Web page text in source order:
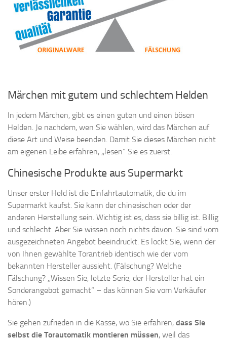
Märchen mit gutem und schlechtem Helden
In jedem Märchen, gibt es einen guten und einen bösen
Helden. Je nachdem, wen Sie wählen, wird das Märchen auf
diese Art und Weise beenden. Damit Sie dieses Märchen nicht
am eigenen Leibe erfahren, ,,lesen“ Sie es zuerst.
Chinesische Produkte aus Supermarkt
Unser erster Held ist die Einfahrtautomatik, die du im
Supermarkt kaufst. Sie kann der chinesischen oder der
anderen Herstellung sein. Wichtig ist es, dass sie billig ist. Billig
und schlecht. Aber Sie wissen noch nichts davon. Sie sind vom
ausgezeichneten Angebot beeindruckt. Es lockt Sie, wenn der
von Ihnen gewählte Torantrieb identisch wie der vom
bekannten Hersteller aussieht. (Fälschung? Welche
Fälschung? ,,Wissen Sie, letzte Serie, der Hersteller hat ein
Sonderangebot gemacht“ – das können Sie vom Verkäufer
hören.)
Sie gehen zufrieden in die Kasse, wo Sie erfahren, dass Sie
selbst die Torautomatik montieren müssen, weil das